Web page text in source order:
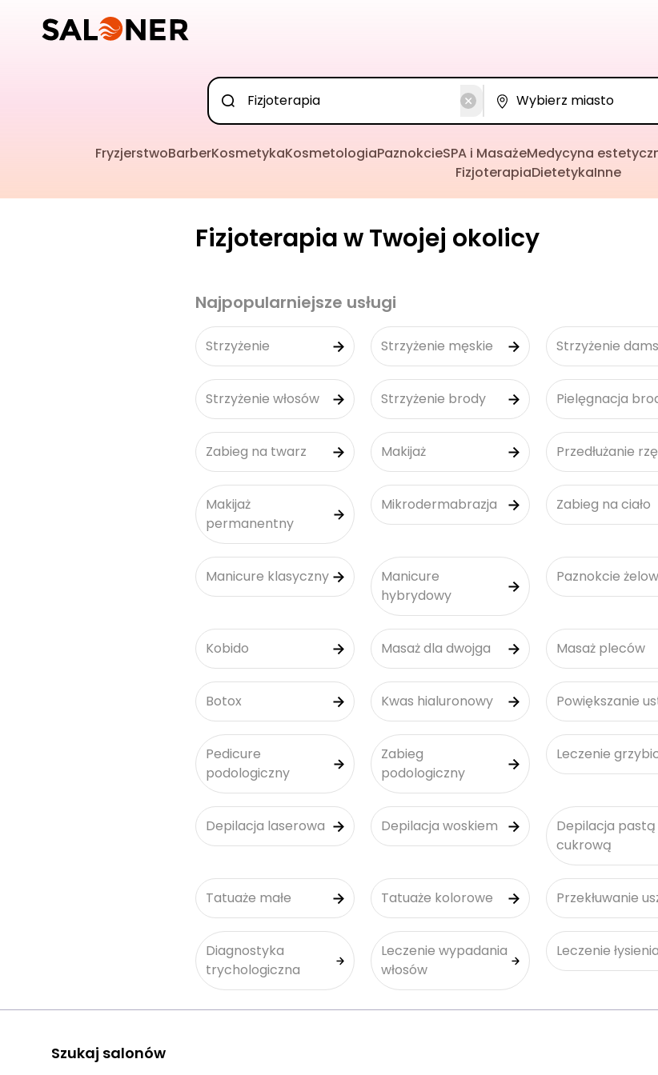
FryzjerstwoBarberKosmetykaKosmetologiaPaznokcieSPA i MasażeMedycyna
FizjoterapiaDietetykaInne
Fizjoterapia w Twojej okolicy
Najpopularniejsze usługi
Strzyżenie Strzyżenie męskie Strzyżenie
Strzyżenie włosów Strzyżenie brody Pielęgnacja
Zabieg na twarz Makijaż Przedłużanie
Makijaż
permanentny
Mikrodermabrazja Zabieg na ciało
Manicure klasyczny
Manicure
hybrydowy
Paznokcie
Kobido Masaż dla dwojga Masaż pleców
Botox Kwas hialuronowy Powiększanie
Pedicure
podologiczny
Zabieg
podologiczny
Leczenie
Depilacja laserowa Depilacja woskiem
Depilacja pastą
cukrową
Tatuaże małe Tatuaże kolorowe Przekłuwanie
Diagnostyka
trychologiczna
Leczenie wypadania
włosów
Leczenie łysienia
Szukaj salonów